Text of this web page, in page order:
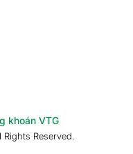
khoán VTG
Reserved.